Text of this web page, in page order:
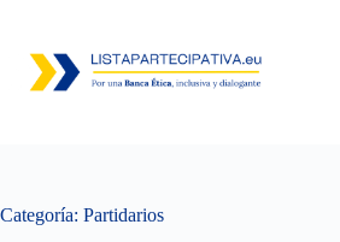
contenido
Categoría: Partidarios